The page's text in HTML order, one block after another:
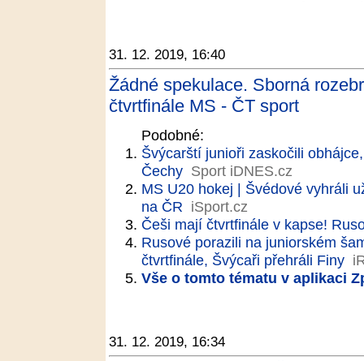
31. 12. 2019, 16:40
Žádné spekulace. Sborná
čtvrtfinále MS - ČT sport
Podobné:
Švýcarští junioři zaskočili
Čechy Sport iDNES.cz
MS U20 hokej | Švédové vyhráli
na ČR iSport.cz
Češi mají čtvrtfinále v kapse!
Rusové porazili na juniorském
čtvrtfinále, Švýcaři přehráli Finy
Vše o tomto tématu v aplikaci
31. 12. 2019, 16:34